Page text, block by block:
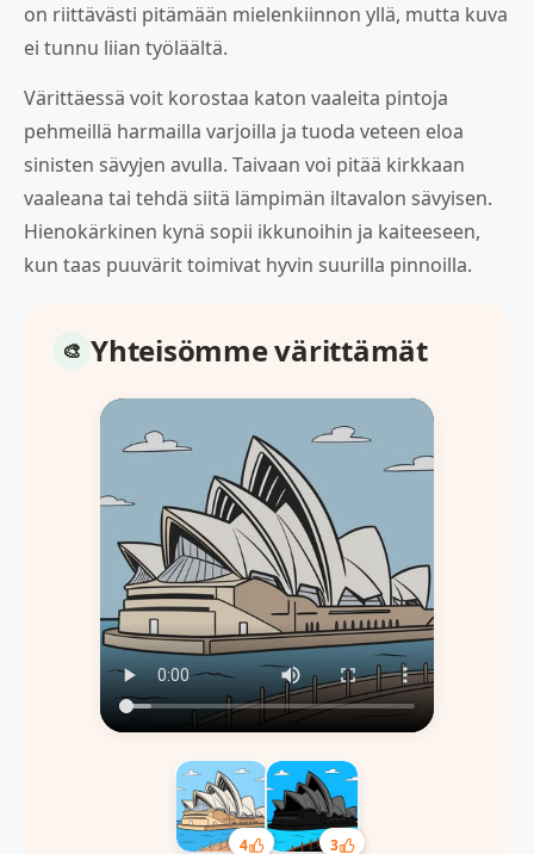
on riittävästi pitämään mielenkiinnon yllä, mutta kuva
ei tunnu liian työläältä.
Värittäessä voit korostaa katon vaaleita pintoja
pehmeillä harmailla varjoilla ja tuoda veteen eloa
sinisten sävyjen avulla. Taivaan voi pitää kirkkaan
vaaleana tai tehdä siitä lämpimän iltavalon sävyisen.
Hienokärkinen kynä sopii ikkunoihin ja kaiteeseen,
kun taas puuvärit toimivat hyvin suurilla pinnoilla.
Yhteisömme värittämät
4 3